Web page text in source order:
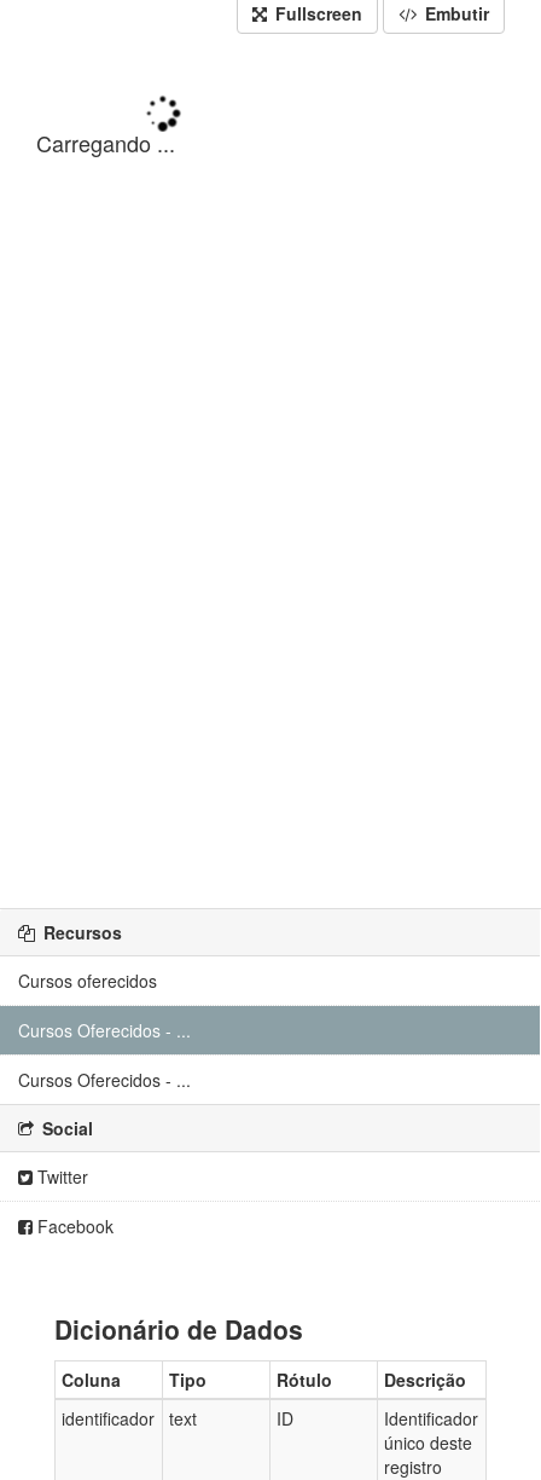
Fullscreen Embutir
Recursos
Cursos oferecidos
Cursos Oferecidos - ...
Cursos Oferecidos - ...
Social
Twitter
Facebook
Dicionário de Dados
Coluna Tipo Rótulo
Descrição
identificador text ID
Identificador
único deste
registro